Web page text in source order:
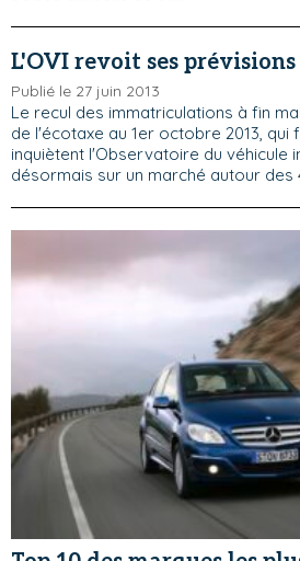
L'OVI revoit ses prévisions
Publié le 27 juin 2013
Le recul des immatriculations à fin
de l'écotaxe au 1er octobre 2013,
inquiètent l'Observatoire du véhicule
désormais sur un marché autour des